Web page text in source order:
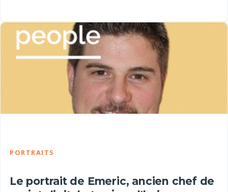
PORTRAITS
Le portrait de Emeric, ancien chef de